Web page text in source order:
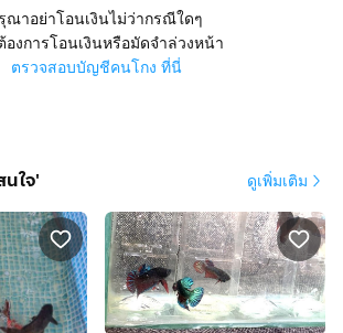
ณาอย่าโอนเงินไม่ว่ากรณีใดๆ
องการโอนเงินหรือมัดจำล่วงหน้า
ตรวจสอบบัญชีคนโกง ที่นี่
ใจ' ดูเพิ่มเติม